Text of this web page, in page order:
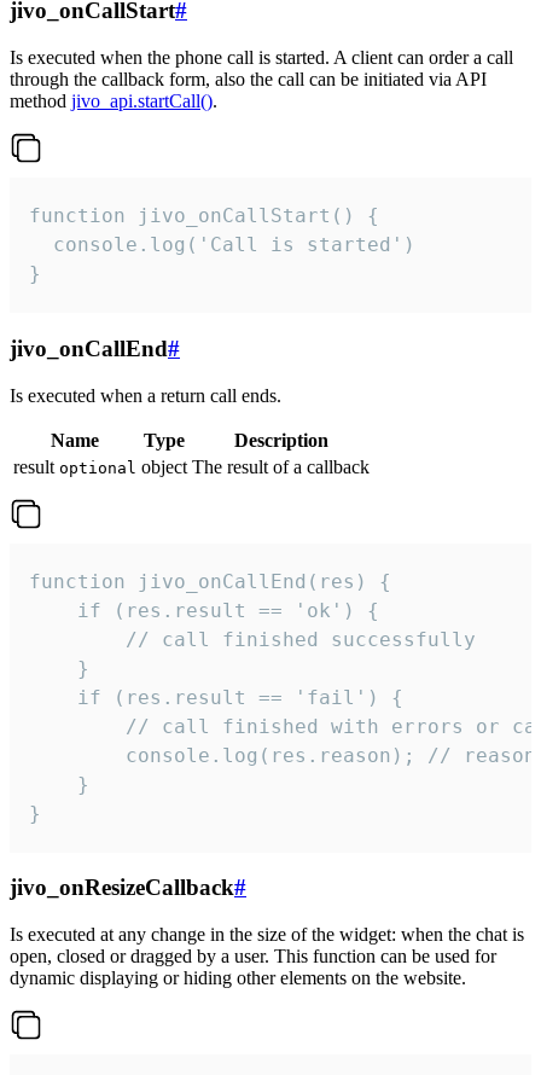
jivo_onCallStart#
Is executed when the phone call is started. A client can order a call
through the callback form, also the call can be initiated via API
method jivo_api.startCall().
function jivo_onCallStart() {
  console.log('Call is started')
}
jivo_onCallEnd#
Is executed when a return call ends.
Name Type
Description
result optional object The result of a callback
function jivo_onCallEnd(res) {
    if (res.result == 'ok') {
        // call finished successfully
    }
    if (res.result == 'fail') {
// call finished with errors or
console.log(res.reason); //
    }
}
jivo_onResizeCallback#
Is executed at any change in the size of the widget: when the chat is
open, closed or dragged by a user. This function can be used for
dynamic displaying or hiding other elements on the website.